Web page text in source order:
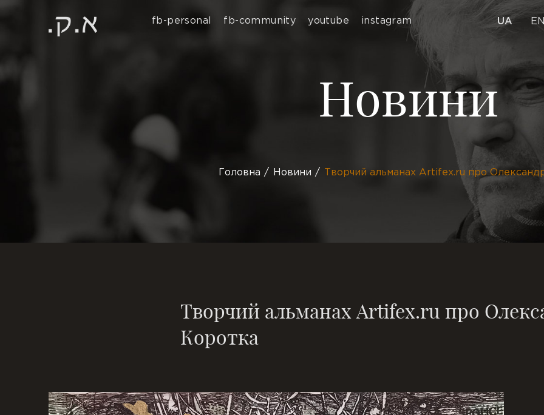
fb-personal fb-community youtube instagram UA EN
Новини
Головна Новини Творчий альманах Artifex.ru про
Творчий альманах Artifex.ru про
Коротка